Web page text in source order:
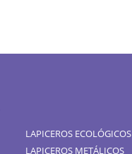
LAPICEROS ECOLÓGICOS
LAPICEROS METÁLICOS